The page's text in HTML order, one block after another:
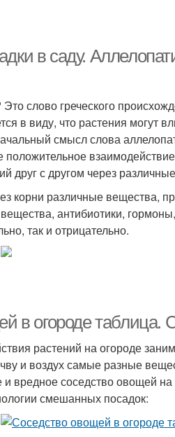
в саду.
Это слово греческого
в виду, что растения могут
смысл слова
положительное
друг с другом через
корни различные вещества,
антибиотики,
так и отрицательно.
в огороде
растений на огороде
и воздух самые разные
вредное соседство овощей
смешанных посадок: